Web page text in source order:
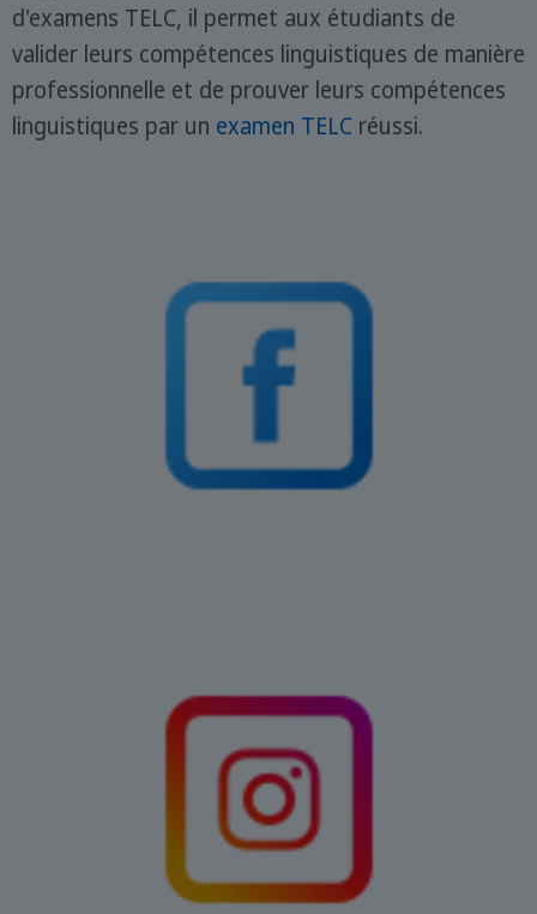
d'examens TELC, il permet aux étudiants de
valider leurs compétences linguistiques de manière
professionnelle et de prouver leurs compétences
linguistiques par un examen TELC réussi.